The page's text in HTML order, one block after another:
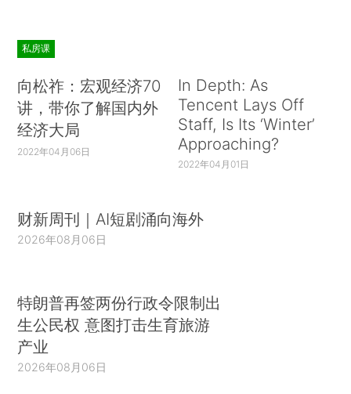
私房课
向松祚：宏观经济70
讲，带你了解国内外
经济大局
2022年04月06日
In Depth: As
Tencent Lays Off
Staff, Is Its ‘Winter’
Approaching?
2022年04月01日
财新周刊｜AI短剧涌向海外
2026年08月06日
特朗普再签两份行政令限制出
生公民权 意图打击生育旅游
产业
2026年08月06日